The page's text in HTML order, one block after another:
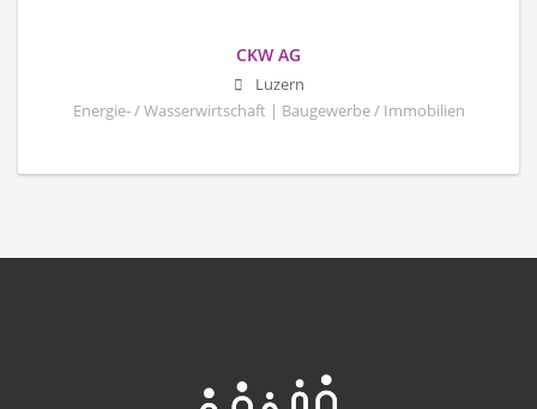
CKW AG
Luzern
Energie- / Wasserwirtschaft | Baugewerbe / Immobilien